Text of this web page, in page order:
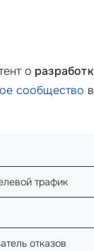
о
сообщество
трафик
отказов